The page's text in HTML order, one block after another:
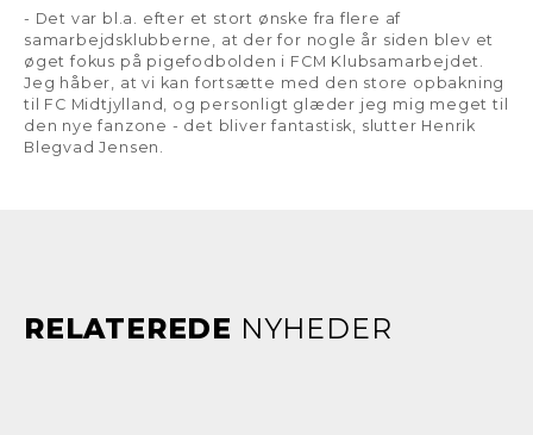
- Det var bl.a. efter et stort ønske fra flere af
samarbejdsklubberne, at der for nogle år siden blev et
øget fokus på pigefodbolden i FCM Klubsamarbejdet.
Jeg håber, at vi kan fortsætte med den store opbakning
til FC Midtjylland, og personligt glæder jeg mig meget til
den nye fanzone - det bliver fantastisk, slutter Henrik
Blegvad Jensen.
RELATEREDE NYHEDER